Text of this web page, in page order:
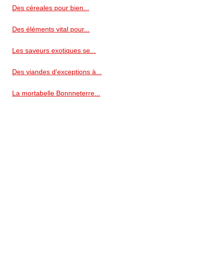
Des céreales pour bien...
Des éléments vital pour...
Les saveurs exotiques se...
Des viandes d'exceptions à...
La mortabelle Bonnneterre...